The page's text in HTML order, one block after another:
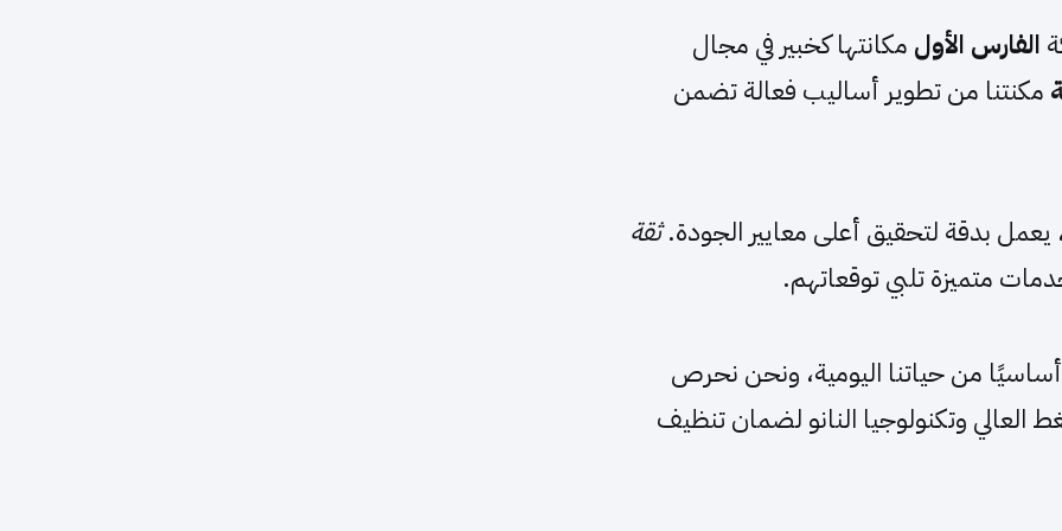
الفارس الأول مكانتها كخبير في مجال
مكنتنا من تطوير أساليب فعالة تضمن
بدقة لتحقيق أعلى معايير الجودة.ثقة
متميزة تلبي توقعاتهم.
أساسيًا من حياتنا اليومية، ونحن نحرص
وتكنولوجيا النانو لضمان تنظيف